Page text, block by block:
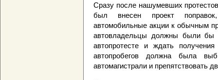
Сразу после нашумевших
был внесен проект
автомобильные акции к обычным
автовладельцы должны были бы
автопротесте и ждать
автопробегов должна была
автомагистрали и препятствовать